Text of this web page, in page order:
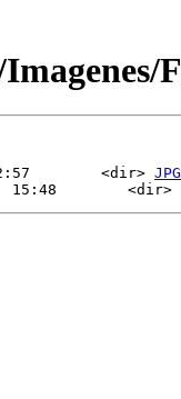
<dir> JPG
15:48        <dir>